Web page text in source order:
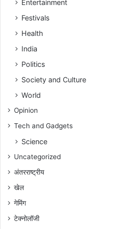
Entertainment
Festivals
Health
India
Politics
Society and Culture
World
Opinion
Tech and Gadgets
Science
Uncategorized
अंतरराष्ट्रीय
खेल
गेमिंग
टेक्नोलॉजी